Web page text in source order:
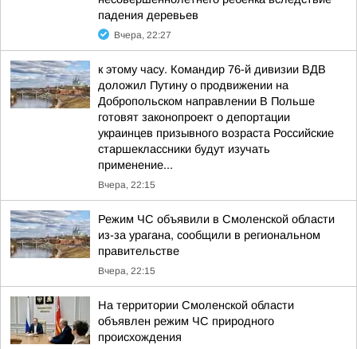
падения деревьев
Вчера, 22:27
к этому часу. Командир 76-й дивизии ВДВ
доложил Путину о продвижении на
Добропольском направлении В Польше
готовят законопроект о депортации
украинцев призывного возраста Российские
старшеклассники будут изучать
применение...
Вчера, 22:15
Режим ЧС объявили в Смоленской области
из-за урагана, сообщили в региональном
правительстве
Вчера, 22:15
На территории Смоленской области
объявлен режим ЧС природного
происхождения